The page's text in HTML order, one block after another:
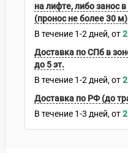
на лифте, либо занос
(пронос не более 30 м)
В течение 1-2 дней
Доставка по СПб в
до 5 эт.
В течение 1-2 дней
Доставка по РФ (до
В течение 1-3 дней